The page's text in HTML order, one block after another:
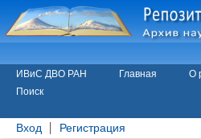
ИВиС ДВО РАН Главная О
Поиск
Вход Регистрация